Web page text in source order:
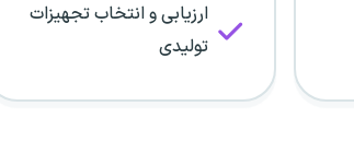
ارزیابی و انتخاب تجهیزات
تولیدی